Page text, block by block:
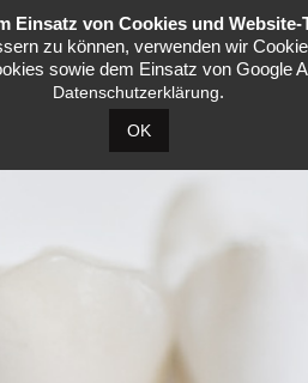
Einsatz von Cookies und Website-
zu können, verwenden wir
sowie dem Einsatz von Google
Datenschutzerklärung.
OK